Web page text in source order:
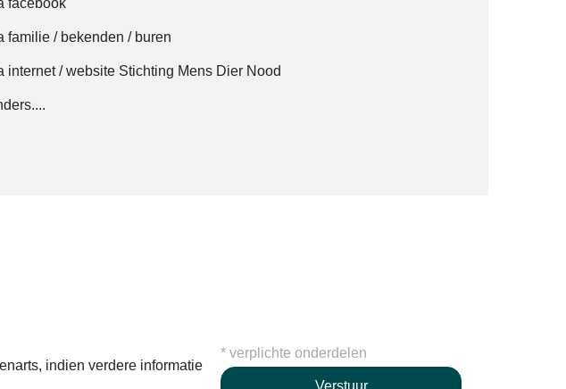
familie / bekenden / buren
internet / website Stichting Mens Dier Nood
indien verdere informatie
* verplichte onderdelen
Verstuur